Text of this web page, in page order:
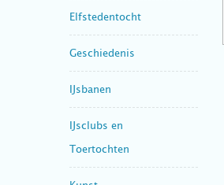
Elfstedentocht
Geschiedenis
IJsbanen
IJsclubs en
Toertochten